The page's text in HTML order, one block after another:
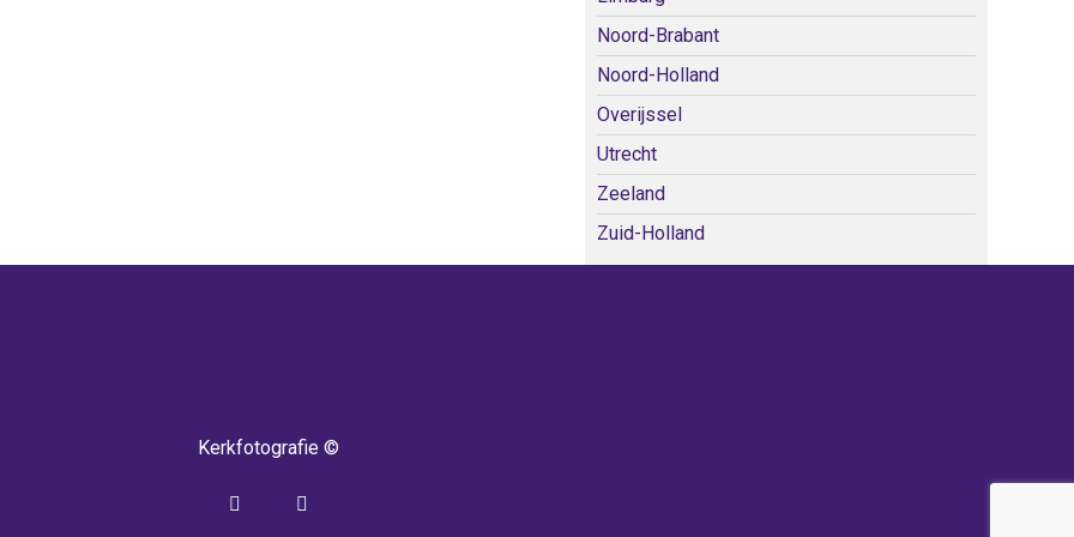
Noord-Brabant
Noord-Holland
Overijssel
Utrecht
Zeeland
Zuid-Holland
Kerkfotografie ©